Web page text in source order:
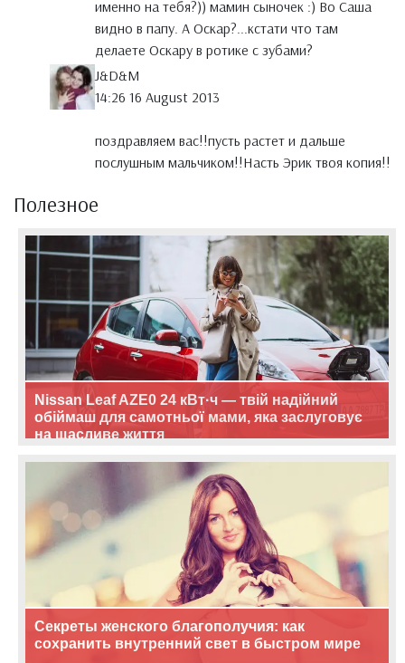
именно на тебя?)) мамин сыночек :) Во Саша
видно в папу. А Оскар?...кстати что там
делаете Оскару в ротике с зубами?
J&D&M
14:26 16 August 2013
поздравляем вас!!пусть растет и дальше
послушным мальчиком!!Насть Эрик твоя копия!!
Полезное
Nissan Leaf AZE0 24 кВт·ч — твій надійний
обіймаш для самотньої мами, яка заслуговує
на щасливе життя
Секреты женского благополучия: как
сохранить внутренний свет в быстром мире